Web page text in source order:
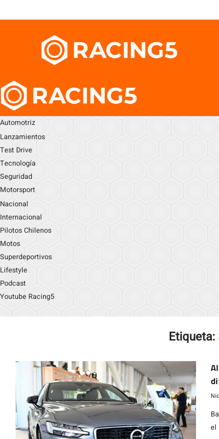
Automotriz
Lanzamientos
Test Drive
Tecnología
Seguridad
Motorsport
Nacional
Internacional
Pilotos Chilenos
Motos
Superdeportivos
Lifestyle
Podcast
Youtube Racing5
Etiqueta:
el